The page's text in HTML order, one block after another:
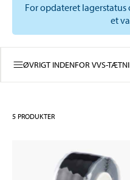
For opdateret
et
ØVRIGT INDENFOR VVS-
5 PRODUKTER